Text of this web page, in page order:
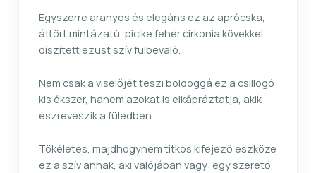
Egyszerre aranyos és elegáns ez az aprócska,
áttört mintázatú, picike fehér cirkónia kövekkel
díszített ezüst szív fülbevaló.
Nem csak a viselőjét teszi boldoggá ez a csillogó
kis ékszer, hanem azokat is elkápráztatja, akik
észreveszik a füledben.
Tökéletes, majdhogynem titkos kifejező eszköze
ez a szív annak, aki valójában vagy: egy szerető,